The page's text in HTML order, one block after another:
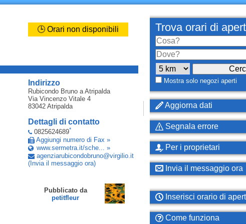
🕒 Orari non disponibili
Indirizzo
Rubicondo Brunoa Atripalda
Via Vincenzo Vitale 4
83042 Atripalda
Dettagli di contatto
0825624689*
Aggiungi numero di Fax »
www.sermetra.it/sche... »
agenziarubicondobruno@virgilio.it
(Invia il messaggio ora)
Pubblicato da
petitfleur
Trova orari di
Mostra solo negozi aperti
Aggiorna dati
Segnala errore
Per i proprietari
Invia il messaggio ora
Inserisci orario di
Come funziona